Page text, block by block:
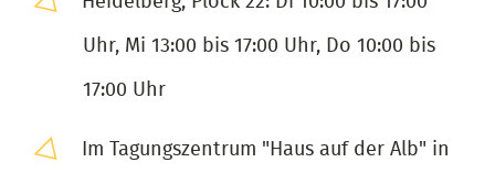
Uhr, Mi 13:00 bis 17:00 Uhr, Do 10:00 bis
17:00 Uhr
Im Tagungszentrum "Haus auf der Alb" in